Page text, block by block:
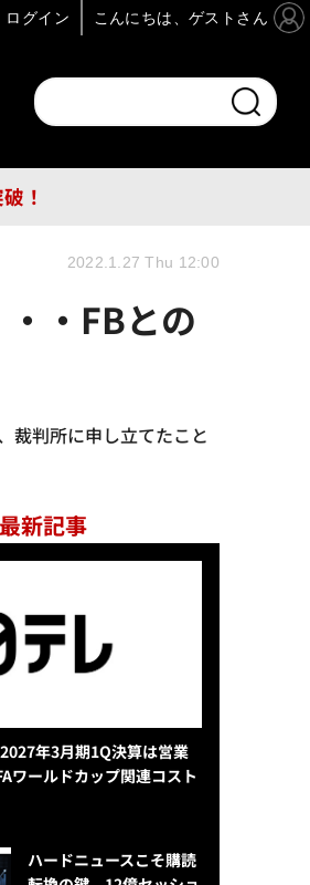
！
その他
・FBとの
裁判所に申し立てたこと
2022.1.27 Thu 12:00
最新記事
年3月期1Q決算は営業
ワールドカップ関連コスト
ハードニュースこそ購読
ログイン こんにちは、ゲストさん